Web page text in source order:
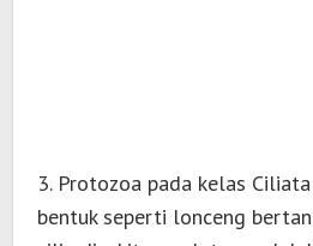
3. Protozoa pada kelas
bentuk seperti lonceng